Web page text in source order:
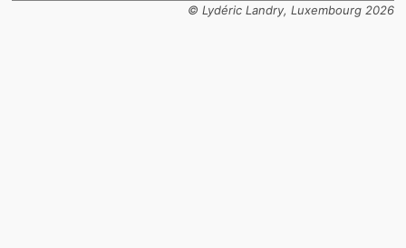
© Lydéric Landry, Luxembourg 2026